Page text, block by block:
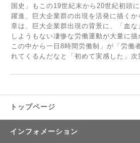
国史」もこの19世紀末から20世紀初頭
躍進、巨大企業群の出現を活発に描く
章は、巨大企業群出現の背景に、「血
しようもない凄惨な労働運動が大量に
この中から一日8時間労働制」が「労働
れてくるんだなと「初めて実感した」次
トップページ
インフォメーション